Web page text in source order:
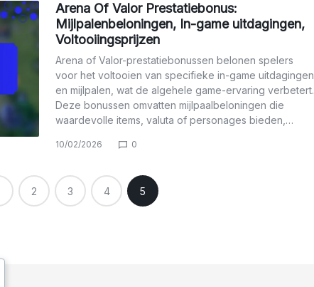
Arena Of Valor Prestatiebonus:
Mijlpalenbeloningen, In-game uitdagingen,
Voltooiingsprijzen
Arena of Valor-prestatiebonussen belonen spelers
voor het voltooien van specifieke in-game uitdagingen
en mijlpalen, wat de algehele game-ervaring verbetert.
Deze bonussen omvatten mijlpaalbeloningen die
waardevolle items, valuta of personages bieden,…
10/02/2026 0
2 3 4 5